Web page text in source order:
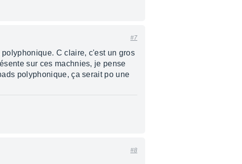
#7
C claire, c'est un gros
sur ces machnies, je pense
polyphonique, ça serait po une
#8